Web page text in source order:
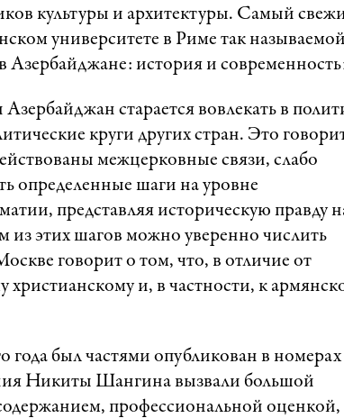
культуры и архитектуры. Самый
университете в Риме так называемой
история и
старается вовлекать в
круги других стран. Это
межцерковные связи, слабо
определенные шаги на уровне
представляя историческую правду
этих шагов можно уверенно числить
говорит о том, что, в отличие от
и, в частности, к
был частями опубликован в номерах
Никиты Шангина вызвали большой
профессиональной оценкой,